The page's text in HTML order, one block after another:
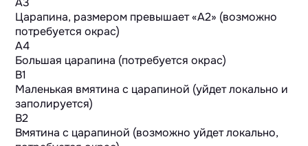
Царапина, размером превышает «А2» (возможно
потребуется окрас)
A4
Большая царапина (потребуется окрас)
B1
Маленькая вмятина с царапиной (уйдет локально и
заполируется)
B2
Вмятина с царапиной (возможно уйдет локально,